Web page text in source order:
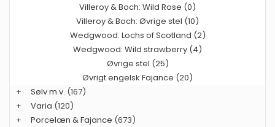
Villeroy & Boch: Wild Rose (0)
Villeroy & Boch: Øvrige stel (10)
Wedgwood: Lochs of Scotland (2)
Wedgwood: Wild strawberry (4)
Øvrige stel (25)
Øvrigt engelsk Fajance (20)
+
Sølv m.v. (167)
+
Varia (120)
+
Porcelæn & Fajance (673)